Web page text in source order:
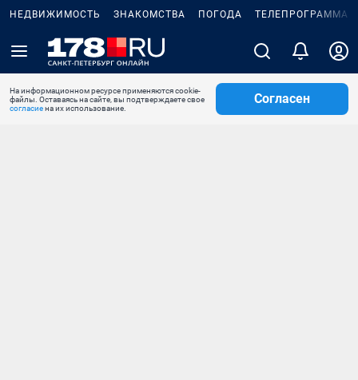
НЕДВИЖИМОСТЬ ЗНАКОМСТВА ПОГОДА ТЕЛЕПРОГРАММА
На информационном ресурсе применяются cookie-
файлы. Оставаясь на сайте, вы подтверждаете свое
согласиена их использование.
Согласен